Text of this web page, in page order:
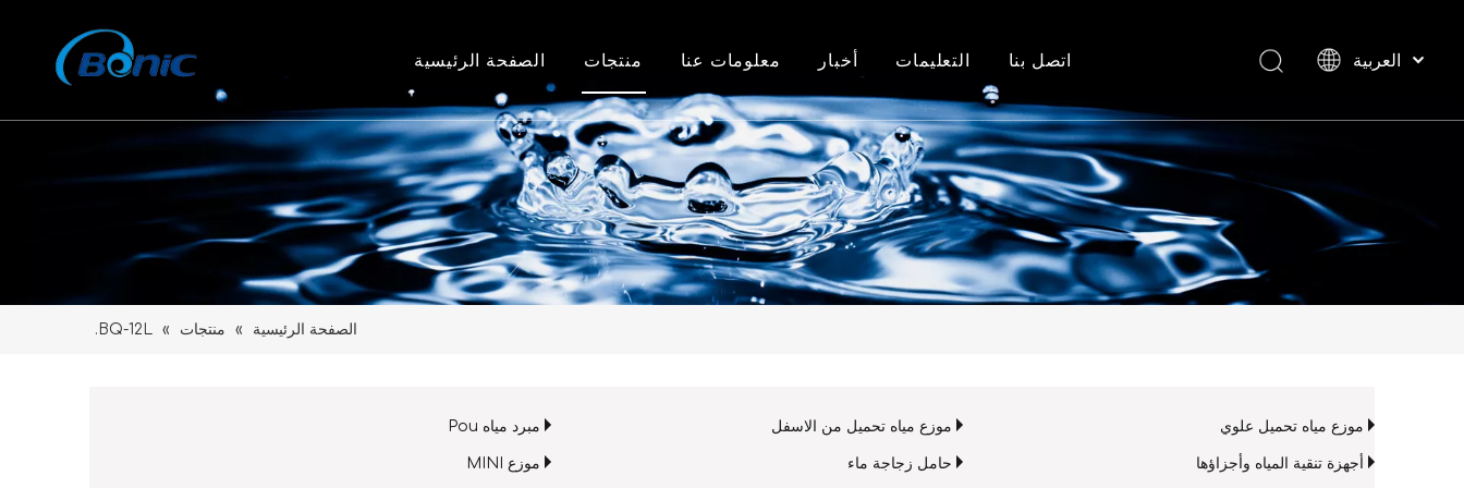
الصفحة الرئيسية منتجات
موزع مياه تحميل علوي
موزع مياه تحميل من الاسفل
مبرد مياه Pou
أجهزة تنقية المياه وأجزاؤها
حامل زجاجة ماء
معلومات عنا
معلومات عنا
تاريخنا
مصنع
شرف
أخبار
أخبار الشركة
اخبار الصناعة
التعليمات اتصل بنا
العربية
Español
الصفحة الرئيسية » منتجات »
BQ-12L.
موزع مياه تحميل علوي موزع مياه تحميل من الاسفل مبرد مياه Pou
أجهزة تنقية المياه وأجزاؤها حامل زجاجة ماء موزع MINI